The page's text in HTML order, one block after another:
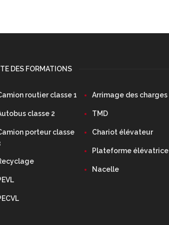
DES FORMATIONS
routier classe 1
classe 2
porteur classe
Arrimage des charges
TMD
Chariot élévateur
Plateforme élévatrice
Nacelle